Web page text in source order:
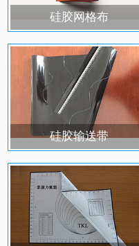
硅胶网格布
硅胶输送带